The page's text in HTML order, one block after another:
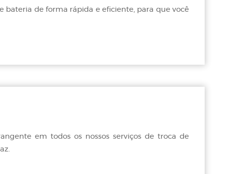
bateria de forma rápida e eficiente, para que você
em todos os nossos serviços de troca de